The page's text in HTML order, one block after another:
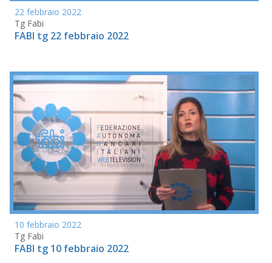
22 febbraio 2022
Tg Fabi
FABI tg 22 febbraio 2022
10 febbraio 2022
Tg Fabi
FABI tg 10 febbraio 2022